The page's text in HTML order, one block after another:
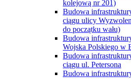
kolejową nr 201)
Budowa
ciągu ulicy
do początku wału)
Budowa
Wojska Polskiego w
Budowa
ciągu ul. Petersona
Budowa